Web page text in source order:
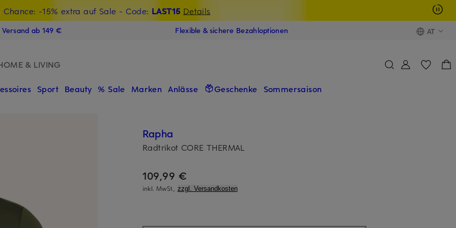
Chance: -15% extra auf Sale - Code: LAST15 Details
Willkommensgutschein mit Beyond sichern
ab 149 € Flexible & sichere Bezahloptionen AT
& LIVING
Sport Beauty % Sale Marken Anlässe Geschenke Sommersaison
Rapha
Radtrikot CORE THERMAL
109,99 €
inkl. MwSt., zzgl. Versandkosten